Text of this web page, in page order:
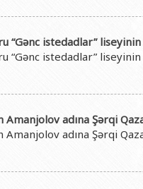
“Gənc istedadlar”
“Gənc istedadlar”
Amanjolov adına Şərqi
Amanjolov adına Şərqi